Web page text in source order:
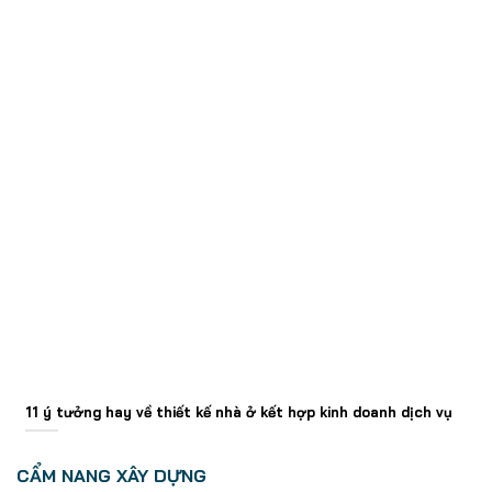
11 ý tưởng hay về thiết kế nhà ở kết hợp kinh doanh dịch vụ
CẨM NANG XÂY DỰNG